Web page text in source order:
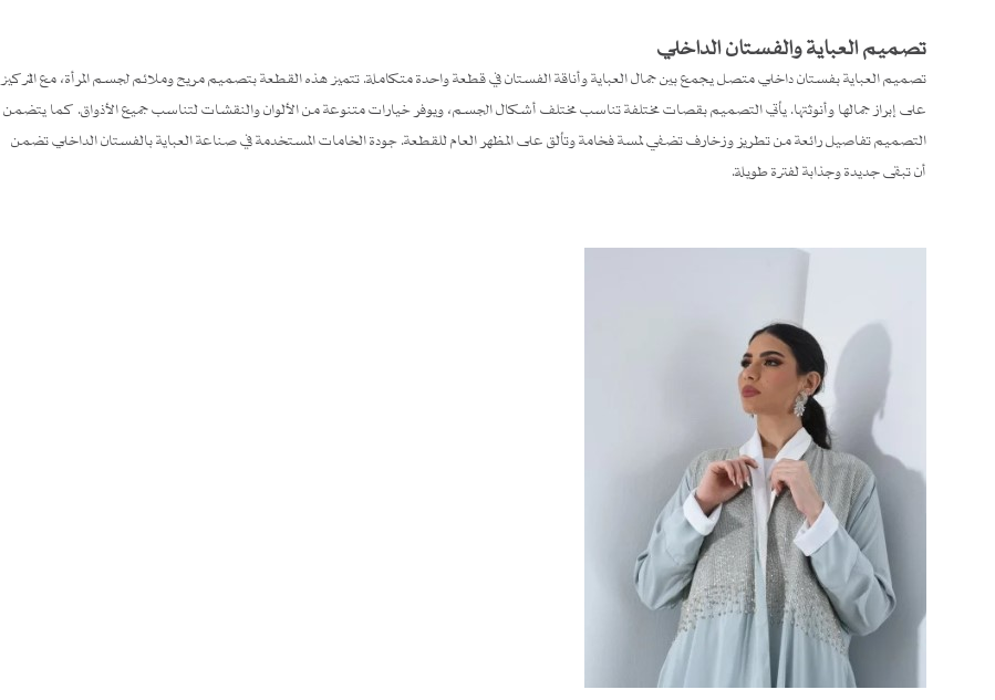
تصميم العباية والفستان الداخلي
تصميم العباية بفستان داخلي متصل يجمع بين جمال العباية وأناقة الفستان في قطعة واحدة متكاملة. تتميز هذه القطعة بتصميم مريح وملائم لجسم المرأة، مع التركيز
على إبراز جمالها وأنوثتها. يأتي التصميم بقصات مختلفة تناسب مختلف أشكال الجسم، ويوفر خيارات متنوعة من الألوان والنقشات لتناسب جميع الأذواق. كما يتضمن
التصميم تفاصيل رائعة من تطريز وزخارف تضفي لمسة فخامة وتألق على المظهر العام للقطعة. جودة الخامات المستخدمة في صناعة العباية بالفستان الداخلي تضمن
أن تبقى جديدة وجذابة لفترة طويلة.